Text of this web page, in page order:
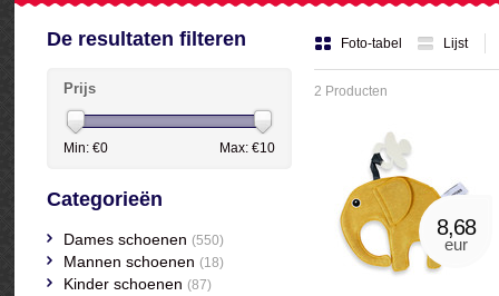
Foto-tabel Lijst
2 Producten
8,68
eur
De resultaten filteren
Prijs
Min: €0 Max: €10
Categorieën
Dames schoenen (550)
Mannen schoenen (18)
Kinder schoenen (87)